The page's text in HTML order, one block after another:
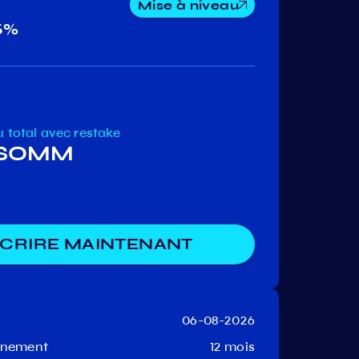
Mise à niveau
total avec restake
MAINTENANT
06-08-2026
12 mois